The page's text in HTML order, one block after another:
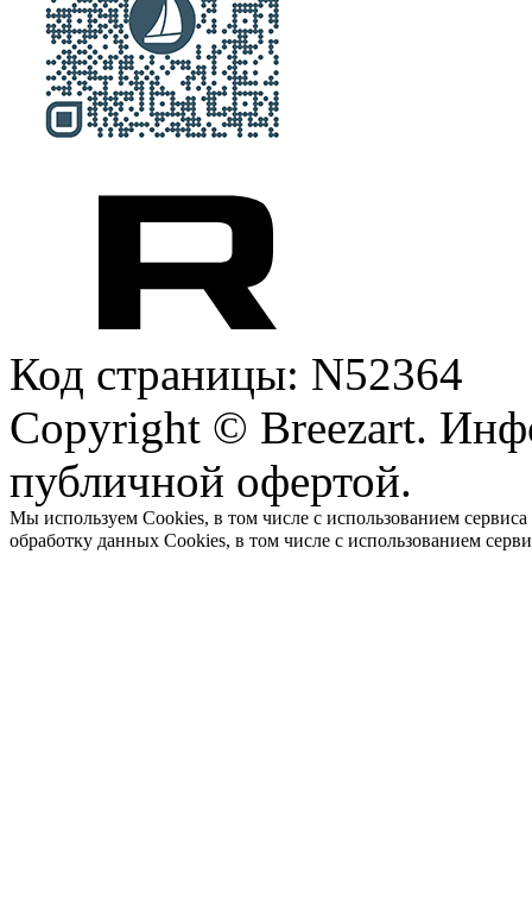
Код страницы: N52364
Copyright © Breezart.
публичной офертой.
Мы используем Cookies, в том числе с использованием
обработку данных Cookies, в том числе с использованием